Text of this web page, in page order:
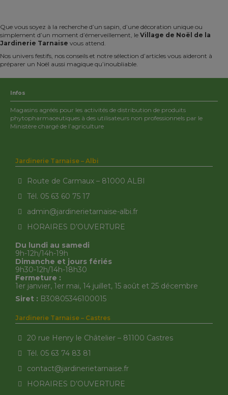
Que vous soyez à la recherche d’un sapin, d’une décoration unique ou
simplement d’un moment d’émerveillement, le Village de Noël de la
Jardinerie Tarnaise vous attend.
Nos univers festifs, nos conseils et notre sélection d’articles vous aideront à
préparer un Noël aussi magique qu’inoubliable.
Infos
Magasins agréés pour les activités de distribution de produits
phytopharmaceutiques à des utilisateurs non professionnels par le
Ministère chargé de l’agriculture
Jardinerie Tarnaise – Albi
Route de Carmaux – 81000 ALBI
Tél. 05 63 60 75 17
admin@jardinerietarnaise-albi.fr
HORAIRES D’OUVERTURE
Du lundi au samedi
9h-12h/14h-19h
Dimanche et jours fériés
9h30-12h/14h-18h30
Fermeture :
1er janvier, 1er mai, 14 juillet, 15 août et 25 décembre
Siret : B30805346100015
Jardinerie Tarnaise – Castres
20 rue Henry le Châtelier – 81100 Castres
Tél. 05 63 74 83 81
contact@jardinerietarnaise.fr
HORAIRES D’OUVERTURE